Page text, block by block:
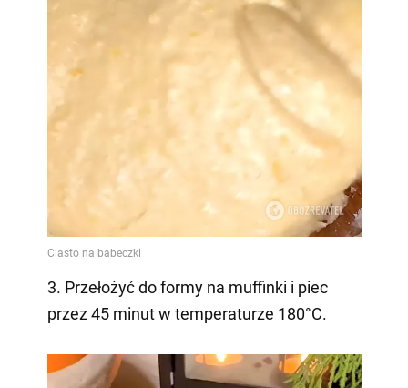
3. Przełożyć do formy na muffinki i piec
przez 45 minut w temperaturze 180°C.